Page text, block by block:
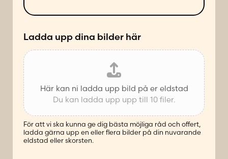
t
*
d
e
Ladda upp dina bilder här
Här kan ni ladda upp bild på er eldstad
Du kan ladda upp upp till 10 filer.
För att vi ska kunna ge dig bästa möjliga råd och offert,
ladda gärna upp en eller flera bilder på din nuvarande
eldstad eller skorsten.